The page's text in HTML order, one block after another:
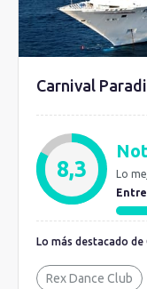
Carnival
8,3
Lo
Lo más destacado de
Rex Dance Club